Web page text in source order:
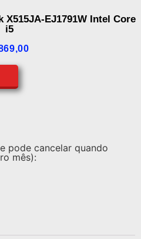
X515JA-EJ1791W Intel Core
i5
pode cancelar quando
mês):